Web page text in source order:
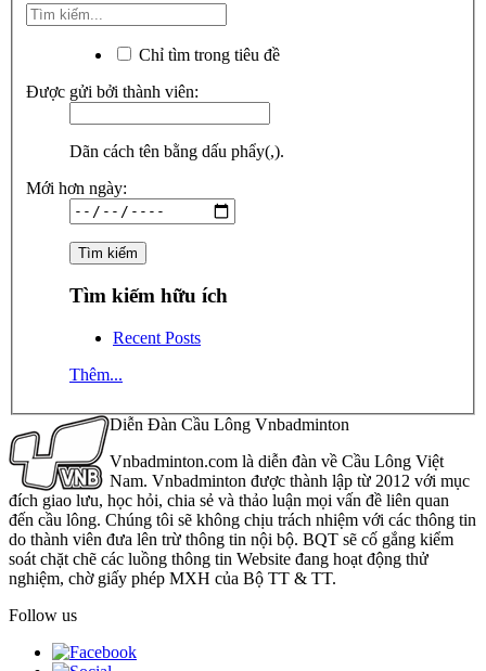
Chỉ tìm trong tiêu đề
Được gửi bởi thành viên:
Dãn cách tên bằng dấu phẩy(,).
Mới hơn ngày:
Tìm kiếm hữu ích
Recent Posts
Thêm...
Diễn Đàn Cầu Lông Vnbadminton
Vnbadminton.com là diễn đàn về Cầu Lông Việt
Nam. Vnbadminton được thành lập từ 2012 với mục
đích giao lưu, học hỏi, chia sẻ và thảo luận mọi vấn đề liên quan
đến cầu lông. Chúng tôi sẽ không chịu trách nhiệm với các thông tin
do thành viên đưa lên trừ thông tin nội bộ. BQT sẽ cố gắng kiểm
soát chặt chẽ các luồng thông tin Website đang hoạt động thử
nghiệm, chờ giấy phép MXH của Bộ TT & TT.
Follow us